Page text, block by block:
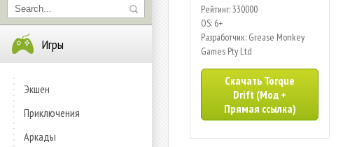
Игры
Экшен
Приключения
Аркады
Рейтинг: 330000
OS: 6+
Разработчик: Grease Monkey
Games Pty Ltd
Скачать Torque
Drift (Мод +
Прямая ссылка)